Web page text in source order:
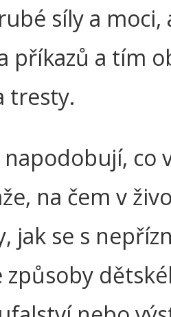
síly a
příkazů a tím
tresty.
co
na čem v
jak se s